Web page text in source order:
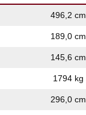
496,2 cm
189,0 cm
145,6 cm
1794 kg
296,0 cm